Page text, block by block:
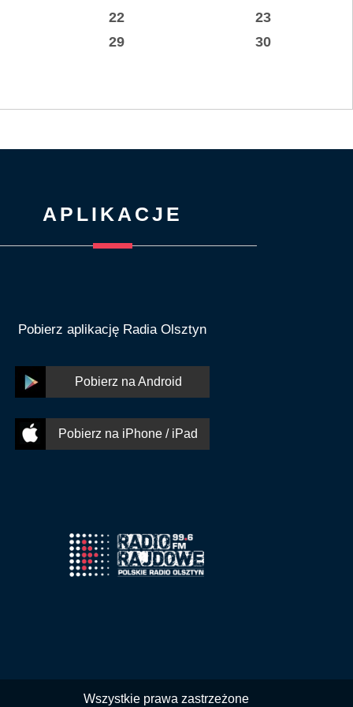
22
23
29
30
APLIKACJE
Pobierz aplikację Radia Olsztyn
Pobierz na Android
Pobierz na iPhone / iPad
Wszystkie prawa zastrzeżone